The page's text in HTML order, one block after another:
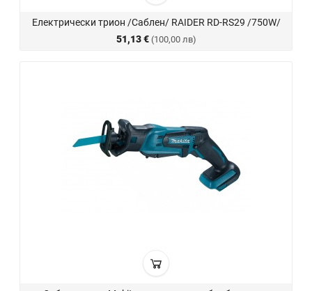
Електрически трион /Саблен/ RAIDER RD-RS29 /750W/
51,13 € (100,00 лв)